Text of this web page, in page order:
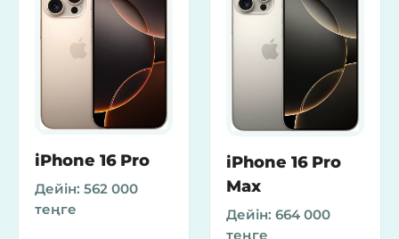
iPhone 16 Pro
Дейін: 562 000
теңге
iPhone 16 Pro
Max
Дейін: 664 000
теңге